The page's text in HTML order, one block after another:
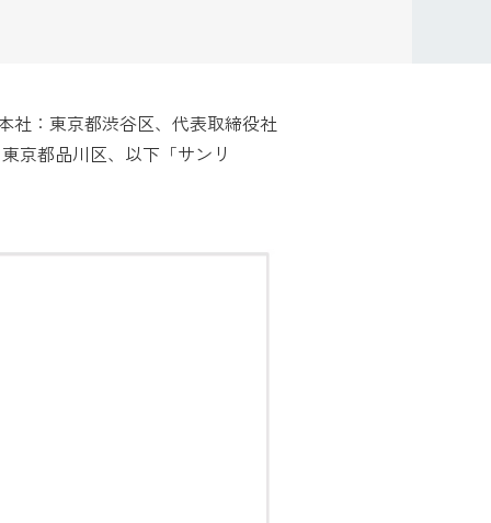
社：東京都渋谷区、代表取締役社
京都品川区、以下「サンリ